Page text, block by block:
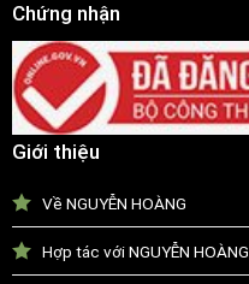
Chứng nhận
Giới thiệu
Về NGUYỄN HOÀNG
Hợp tác với NGUYỄN HOÀNG